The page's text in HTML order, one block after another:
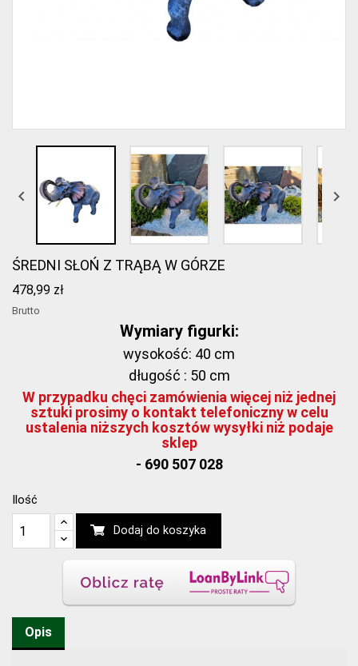
 
ŚREDNI SŁOŃ Z TRĄBĄ W GÓRZE
478,99 zł
Brutto
Wymiary figurki:
wysokość: 40 cm
długość : 50 cm
W przypadku chęci zamówienia więcej niż jednej
sztuki prosimy o kontakt telefoniczny w celu
ustalenia niższych kosztów wysyłki niż podaje
sklep
- 690 507 028
Ilość
Dodaj do koszyka
Opis